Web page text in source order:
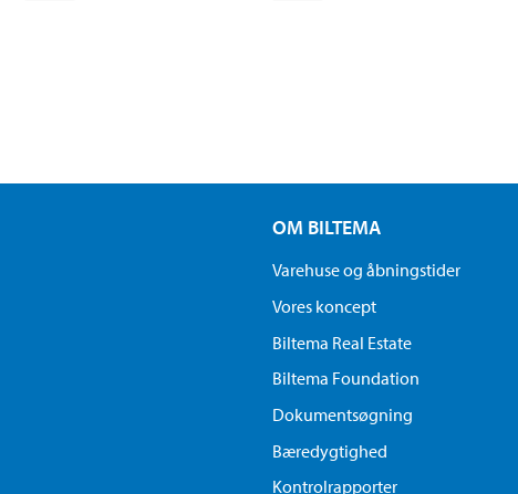
OM BILTEMA
Varehuse og åbningstider
Vores koncept
Biltema Real Estate
Biltema Foundation
Dokumentsøgning
Bæredygtighed
Kontrolrapporter